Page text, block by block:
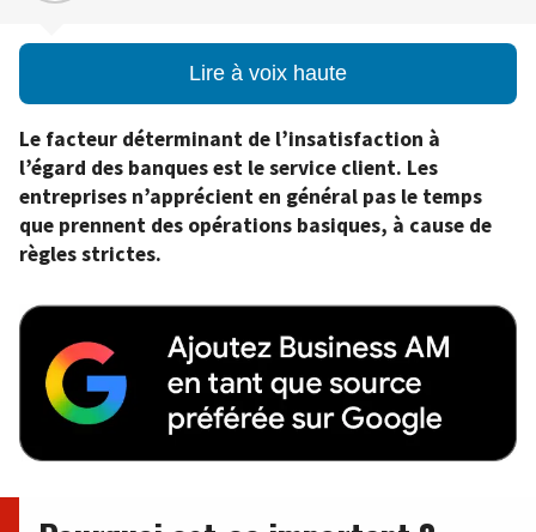
Lire à voix haute
Le facteur déterminant de l’insatisfaction à
l’égard des banques est le service client. Les
entreprises n’apprécient en général pas le temps
que prennent des opérations basiques, à cause de
règles strictes.